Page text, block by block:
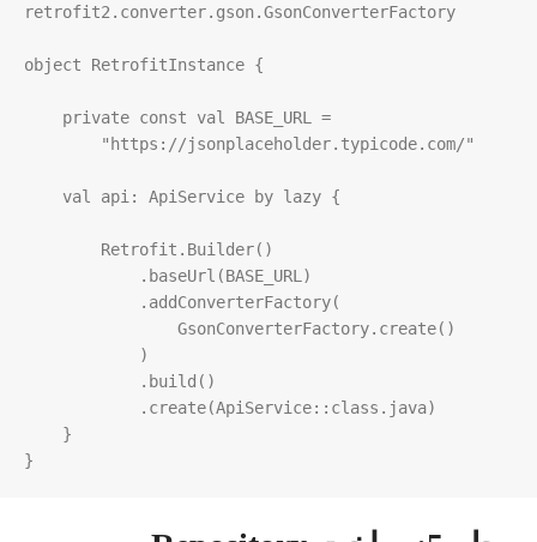
retrofit2 . converter. gson.GsonConverterFactory
object RetrofitInstance {
private const val BASE_URL
=
"https://jsonplaceholder.typicode.com/"
val api : ApiService by lazy {
Retrofit . Builder()
            .
baseUrl (BASE_URL )
            .
addConverterFactory(
GsonConverterFactory. create()
            .
build ()
            .
create(ApiService:: class . java)
}